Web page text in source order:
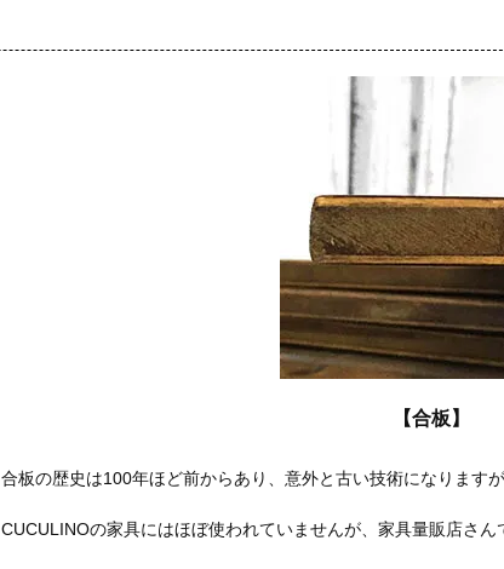
【合板】
合板の歴史は100年ほど前からあり、意外と古い技術になります
CUCULINOの家具にはほぼ使われていませんが、家具量販店さん